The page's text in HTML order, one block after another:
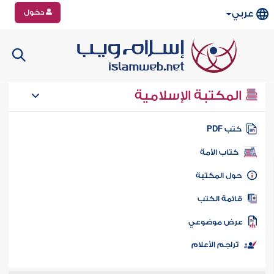
عربي دخول
المكتبة الإسلامية
كتب PDF
كتاب الأمة
المكتبة
الكتب
موضوعي